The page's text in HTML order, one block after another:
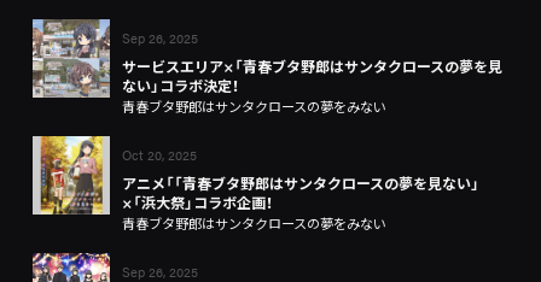
Sep 26, 2025
サービスエリア×「青春ブタ野郎はサンタクロースの夢を見
ない」コラボ決定！
青春ブタ野郎はサンタクロースの夢をみない
Oct 20, 2025
アニメ「「青春ブタ野郎はサンタクロースの夢を見ない」
×「浜大祭」コラボ企画！
青春ブタ野郎はサンタクロースの夢をみない
Sep 26, 2025